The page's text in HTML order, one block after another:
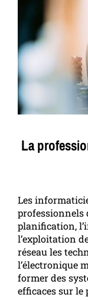
La
Les
professionnels
planification,
l’exploitation
réseau les
l’électronique
former des
efficaces sur le